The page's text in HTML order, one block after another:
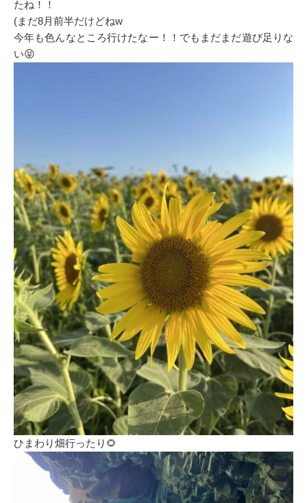
たね！！
(まだ8月前半だけどねw
今年も色んなところ行けたなー！！でもまだまだ遊び足りな
い😝
ひまわり畑行ったり🌻